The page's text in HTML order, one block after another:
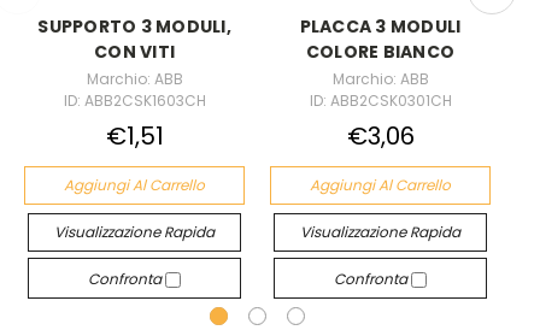
SUPPORTO 3 MODULI,
CON VITI
Marchio: ABB
ID: ABB2CSK1603CH
€1,51
Aggiungi Al Carrello
Visualizzazione Rapida
Confronta
PLACCA 3 MODULI
COLORE BIANCO
Marchio: ABB
ID: ABB2CSK0301CH
€3,06
Aggiungi Al Carrello
Visualizzazione Rapida
Confronta